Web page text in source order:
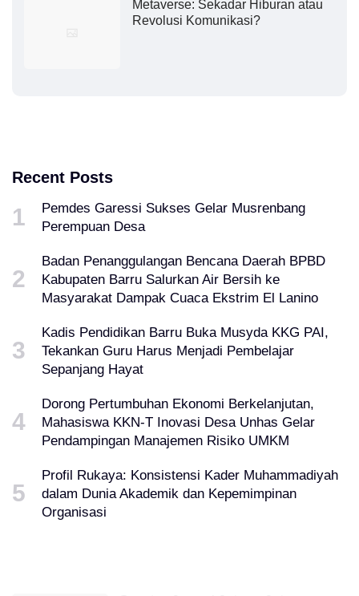
Metaverse: Sekadar Hiburan atau
Revolusi Komunikasi?
Recent Posts
Pemdes Garessi Sukses Gelar Musrenbang
Perempuan Desa
Badan Penanggulangan Bencana Daerah BPBD
Kabupaten Barru Salurkan Air Bersih ke
Masyarakat Dampak Cuaca Ekstrim El Lanino
Kadis Pendidikan Barru Buka Musyda KKG PAI,
Tekankan Guru Harus Menjadi Pembelajar
Sepanjang Hayat
Dorong Pertumbuhan Ekonomi Berkelanjutan,
Mahasiswa KKN-T Inovasi Desa Unhas Gelar
Pendampingan Manajemen Risiko UMKM
Profil Rukaya: Konsistensi Kader Muhammadiyah
dalam Dunia Akademik dan Kepemimpinan
Organisasi